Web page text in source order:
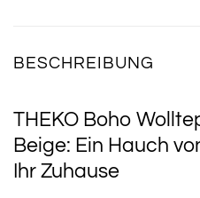
BESCHREIBUNG
THEKO Boho
Beige: Ein Hauch
Ihr Zuhause